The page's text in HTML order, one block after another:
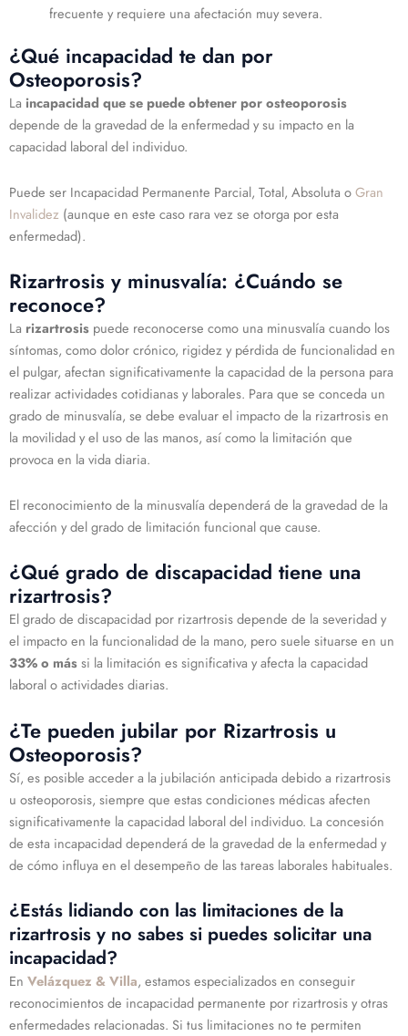
frecuente y requiere una afectación muy severa.
¿Qué incapacidad te dan por
Osteoporosis?
La incapacidad que se puede obtener por osteoporosis
depende de la gravedad de la enfermedad y su impacto en la
capacidad laboral del individuo.
Puede ser Incapacidad Permanente Parcial, Total, Absoluta oGran
Invalidez (aunque en este caso rara vez se otorga por esta
enfermedad).
Rizartrosis y minusvalía: ¿Cuándo se
reconoce?
La rizartrosis puede reconocerse como una minusvalía cuando los
síntomas, como dolor crónico, rigidez y pérdida de funcionalidad en
el pulgar, afectan significativamente la capacidad de la persona para
realizar actividades cotidianas y laborales. Para que se conceda un
grado de minusvalía, se debe evaluar el impacto de la rizartrosis en
la movilidad y el uso de las manos, así como la limitación que
provoca en la vida diaria.
El reconocimiento de la minusvalía dependerá de la gravedad de la
afección y del grado de limitación funcional que cause.
¿Qué grado de discapacidad tiene una
rizartrosis?
El grado de discapacidad por rizartrosis depende de la severidad y
el impacto en la funcionalidad de la mano, pero suele situarse en un
33% o mássi la limitación es significativa y afecta la capacidad
laboral o actividades diarias.
¿Te pueden jubilar por Rizartrosis u
Osteoporosis?
Sí, es posible acceder a la jubilación anticipada debido a rizartrosis
u osteoporosis, siempre que estas condiciones médicas afecten
significativamente la capacidad laboral del individuo. La concesión
de esta incapacidad dependerá de la gravedad de la enfermedad y
de cómo influya en el desempeño de las tareas laborales habituales.
¿Estás lidiando con las limitaciones de la
rizartrosis y no sabes si puedes solicitar una
incapacidad?
En Velázquez & Villa, estamos especializados en conseguir
reconocimientos de incapacidad permanente por rizartrosis y otras
enfermedades relacionadas. Si tus limitaciones no te permiten